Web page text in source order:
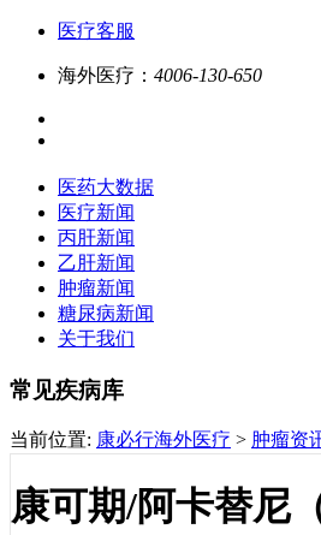
医疗客服
海外医疗： 4006-130-650
医药大数据
医疗新闻
丙肝新闻
乙肝新闻
肿瘤新闻
糖尿病新闻
关于我们
常见疾病库
当前位置: 康必行海外医疗 > 肿瘤资
康可期/阿卡替尼